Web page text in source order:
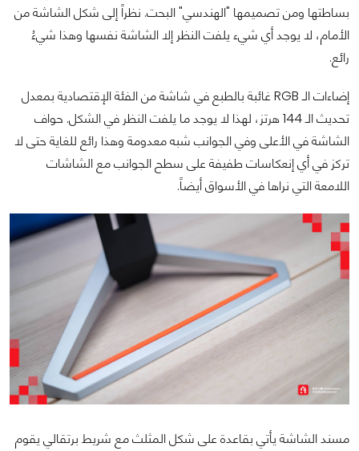
بساطتها ومن تصميمها "الهندسي" البحت. نظراً إلى شكل الشاشة من
الأمام، لا يوجد أي شيء يلفت النظر إلا الشاشة نفسها وهذا شيءُ
رائع.
إضاءات الـ RGB غائبة بالطبع في شاشة من الفئة الإقتصادية بمعدل
تحديث الـ 144 هرتز، لهذا لا يوجد ما يلفت النظر في الشكل. حواف
الشاشة في الأعلى وفي الجوانب شبه معدومة وهذا رائع للغاية حتى لا
تركز في أي إنعكاسات طفيفة على سطح الجوانب مع الشاشات
اللامعة التي نراها في الأسواق أيضاً.
مسند الشاشة يأتي بقاعدة على شكل المثلث مع شريط برتقالي يقوم